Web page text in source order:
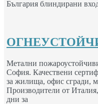
България блиндирани
Метални
София. Качествени
за жилища, офис сгради,
Производители от
дни за